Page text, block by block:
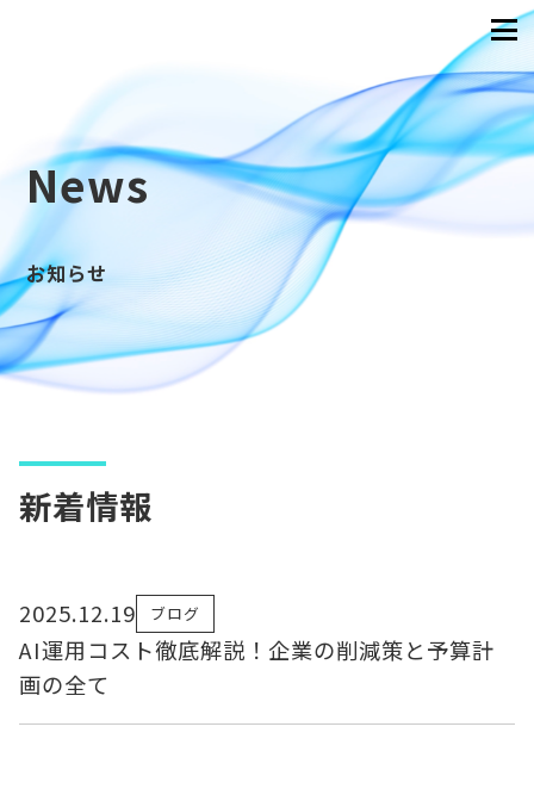
News
お知らせ
新着情報
2025.12.19 ブログ
AI運用コスト徹底解説！企業の削減策と予算計
画の全て